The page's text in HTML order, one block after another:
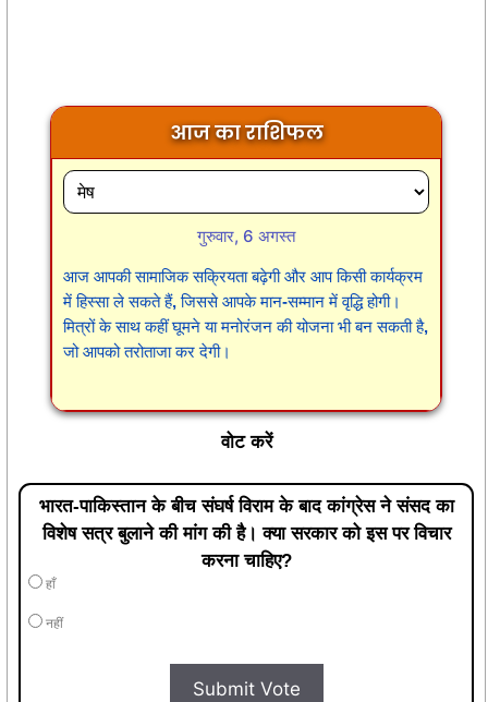
आज का राशिफल
गुरुवार, 6 अगस्त
आज आपकी सामाजिक सक्रियता बढ़ेगी और आप किसी कार्यक्रम
में हिस्सा ले सकते हैं, जिससे आपके मान-सम्मान में वृद्धि होगी।
मित्रों के साथ कहीं घूमने या मनोरंजन की योजना भी बन सकती है,
जो आपको तरोताजा कर देगी।
वोट करें
भारत-पाकिस्तान के बीच संघर्ष विराम के बाद कांग्रेस ने संसद का
विशेष सत्र बुलाने की मांग की है। क्या सरकार को इस पर विचार
करना चाहिए?
हाँ
नहीं
Submit Vote